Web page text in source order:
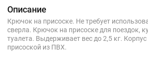
Описание
Крючок на присоске. Не требует
сверла. Крючок на присоске для поездок,
туалета. Выдерживает вес до 2,5 кг.
присоской из ПВХ.